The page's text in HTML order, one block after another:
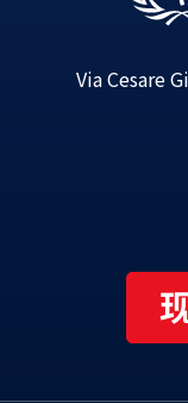
Via Cesare